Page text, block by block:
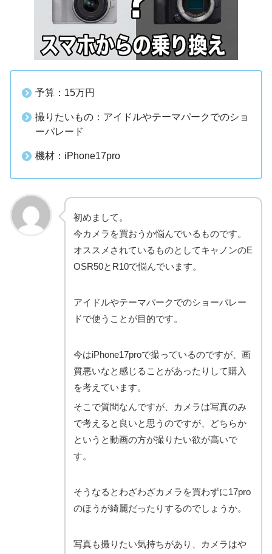
予算：15万円
撮りたいもの：アイドルやテーマパークでのショ
ーパレード
機材：iPhone17pro
初めまして。
今カメラを買おうか悩んでいるものです。
オススメされているものとしてキャノンのE
OSR50とR10で悩んでいます。
アイドルやテーマパークでのショーパレー
ドで使うことが目的です。
今はiPhone17proで撮っているのですが、画
質悪いなと感じることがあったりして購入
を考えています。
そこで質問なんですが、カメラは写真のみ
で考えると良いと思うのですが、どちらか
というと動画の方が撮りたい欲が高いで
す。
そうなるとわざわざカメラを買わずに17pro
のほうが綺麗だったりするのでしょうか。
写真も撮りたい気持ちがあり、カメラはや